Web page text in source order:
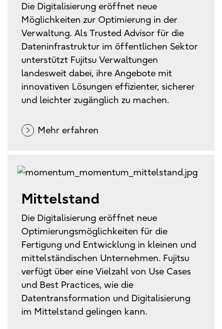
Die Digitalisierung eröffnet neue
Möglichkeiten zur Optimierung in der
Verwaltung. Als Trusted Advisor für die
Dateninfrastruktur im öffentlichen Sektor
unterstützt Fujitsu Verwaltungen
landesweit dabei, ihre Angebote mit
innovativen Lösungen effizienter, sicherer
und leichter zugänglich zu machen.
Mehr erfahren
Mittelstand
Die Digitalisierung eröffnet neue
Optimierungsmöglichkeiten für die
Fertigung und Entwicklung in kleinen und
mittelständischen Unternehmen. Fujitsu
verfügt über eine Vielzahl von Use Cases
und Best Practices, wie die
Datentransformation und Digitalisierung
im Mittelstand gelingen kann.